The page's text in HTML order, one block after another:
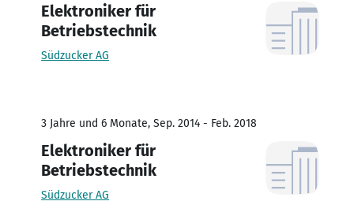
Elektroniker für
Betriebstechnik
Südzucker AG
3 Jahre und 6 Monate, Sep. 2014 - Feb. 2018
Elektroniker für
Betriebstechnik
Südzucker AG